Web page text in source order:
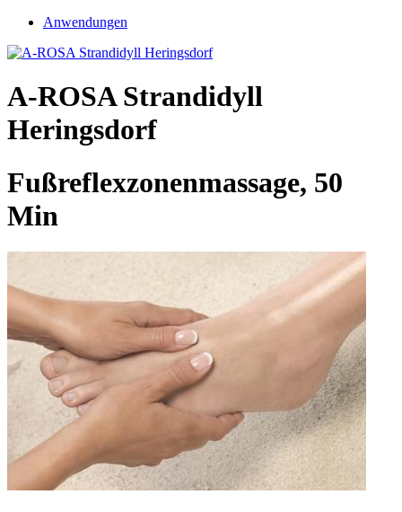
Anwendungen
A-ROSA Strandidyll
Heringsdorf
Fußreflexzonenmassage, 50
Min